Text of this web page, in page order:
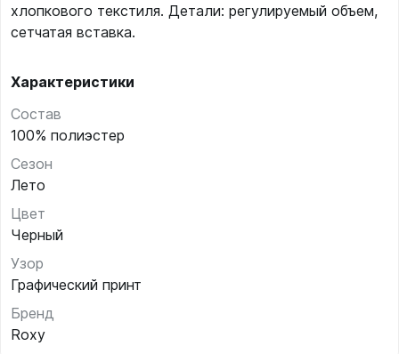
хлопкового текстиля. Детали: регулируемый объем,
сетчатая вставка.
Характеристики
Состав
100% полиэстер
Сезон
Лето
Цвет
Черный
Узор
Графический принт
Бренд
Roxy